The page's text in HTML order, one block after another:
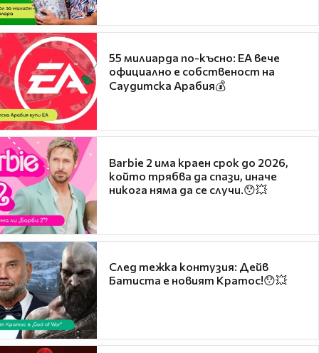
55 милиарда по-късно: EA вече
официално е собственост на
Саудитска Арабия💰
Barbie 2 има краен срок до 2026,
който трябва да спази, иначе
никога няма да се случи.😯💥
След тежка контузия: Дейв
Батиста е новият Кратос!😯💥